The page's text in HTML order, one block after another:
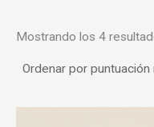
Mostrando los 4